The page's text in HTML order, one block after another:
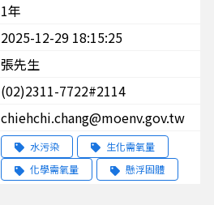
1年
2025-12-29 18:15:25
張先生
(02)2311-7722#2114
chiehchi.chang@moenv.gov.tw
水污染
⽣化需氧量
化學需氧量
懸浮固體